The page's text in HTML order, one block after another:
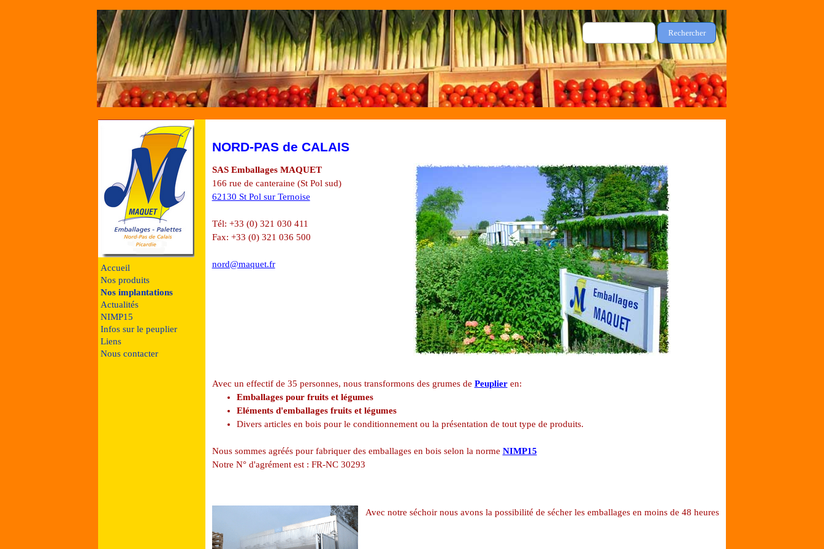
Rechercher
Accueil
Nos produits
Nos implantations
Actualités
NIMP15
Infos sur le peuplier
Liens
Nous contacter
NORD-PAS de CALAIS
SAS Emballages MAQUET
166 rue de canteraine (St Pol sud)
62130 St Pol sur Ternoise
Tél: +33 (0) 321 030 411
Fax: +33 (0) 321 036 500
nord@maquet.fr
Avec un effectif de 35 personnes, nous transformons des grumes de Peuplieren:
Emballages pour fruits et légumes
Eléments d'emballages fruits et légumes
Divers articles en bois pour le conditionnement ou la présentation de tout type de produits.
Nous sommes agréés pour fabriquer des emballages en bois selon la norme NIMP15
Notre N° d'agrément est : FR-NC 30293
Avec notre séchoir nous avons la possibilité de sécher les emballages en moins de 48 heures